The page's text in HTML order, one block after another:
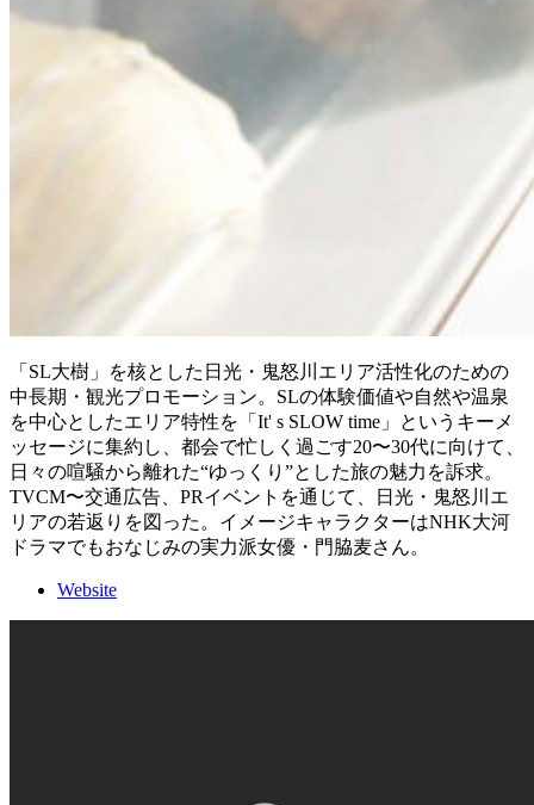
「SL大樹」を核とした日光・鬼怒川エリア活性化のための
中長期・観光プロモーション。SLの体験価値や自然や温泉
を中心としたエリア特性を「It' s SLOW time」というキーメ
ッセージに集約し、都会で忙しく過ごす20〜30代に向けて、
日々の喧騒から離れた“ゆっくり”とした旅の魅力を訴求。
TVCM〜交通広告、PRイベントを通じて、日光・鬼怒川エ
リアの若返りを図った。イメージキャラクターはNHK大河
ドラマでもおなじみの実力派女優・門脇麦さん。
Website